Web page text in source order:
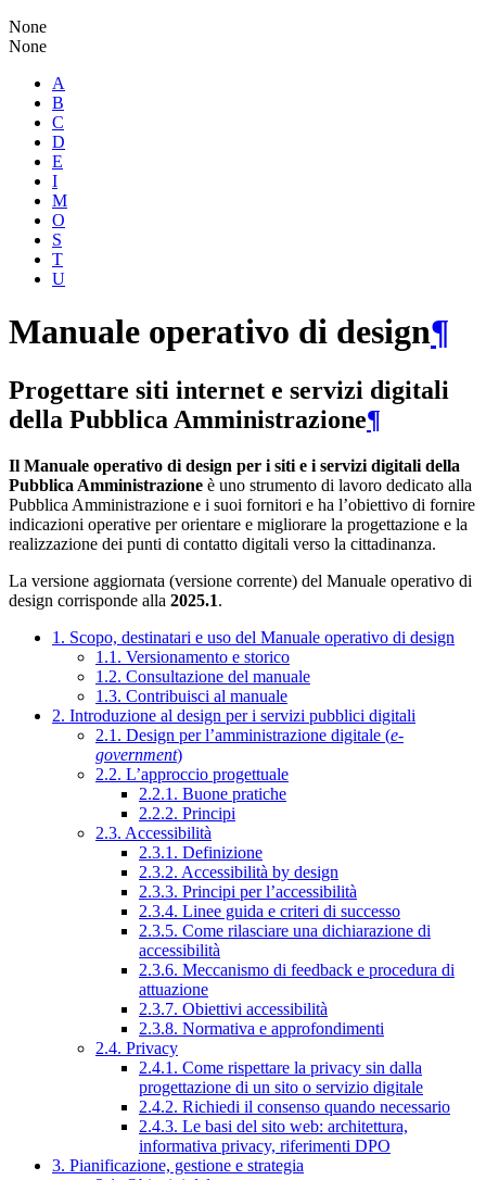
None
None
A
B
C
D
E
I
M
O
S
T
U
Manuale operativo di design¶
Progettare siti internet e servizi digitali
della Pubblica Amministrazione¶
Il Manuale operativo di design per i siti e i servizi digitali della
Pubblica Amministrazione è uno strumento di lavoro dedicato alla
Pubblica Amministrazione e i suoi fornitori e ha l’obiettivo di fornire
indicazioni operative per orientare e migliorare la progettazione e la
realizzazione dei punti di contatto digitali verso la cittadinanza.
La versione aggiornata (versione corrente) del Manuale operativo di
design corrisponde alla 2025.1.
1. Scopo, destinatari e uso del Manuale operativo di design
1.1. Versionamento e storico
1.2. Consultazione del manuale
1.3. Contribuisci al manuale
2. Introduzione al design per i servizi pubblici digitali
2.1. Design per l’amministrazione digitale (e-
government)
2.2. L’approccio progettuale
2.2.1. Buone pratiche
2.2.2. Principi
2.3. Accessibilità
2.3.1. Definizione
2.3.2. Accessibilità by design
2.3.3. Principi per l’accessibilità
2.3.4. Linee guida e criteri di successo
2.3.5. Come rilasciare una dichiarazione di
accessibilità
2.3.6. Meccanismo di feedback e procedura di
attuazione
2.3.7. Obiettivi accessibilità
2.3.8. Normativa e approfondimenti
2.4. Privacy
2.4.1. Come rispettare la privacy sin dalla
progettazione di un sito o servizio digitale
2.4.2. Richiedi il consenso quando necessario
2.4.3. Le basi del sito web: architettura,
informativa privacy, riferimenti DPO
3. Pianificazione, gestione e strategia